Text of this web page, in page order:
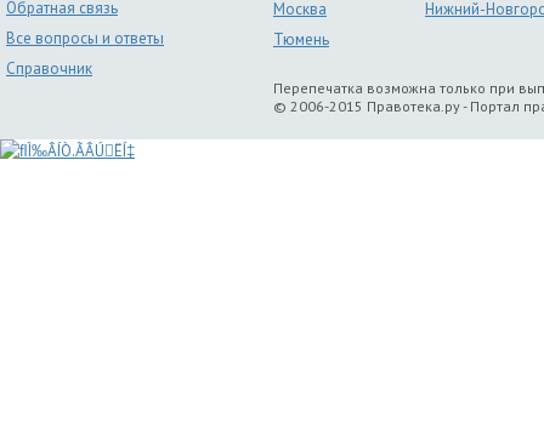
Обратная связь
Все вопросы и ответы
Справочник
Москва
Нижний-
Тюмень
Перепечатка возможна только при
© 2006-2015 Правотека.ру - Портал